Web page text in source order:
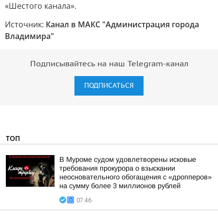
«Шестого канала».
Источник: Канал в МАКС "Администрация города
Владимира"
Подписывайтесь на наш Telegram-канал
ПОДПИСАТЬСЯ
ТОП
В Муроме судом удовлетворены исковые
требования прокурора о взыскании
неосновательного обогащения с «дропперов»
на сумму более 3 миллионов рублей
07:46